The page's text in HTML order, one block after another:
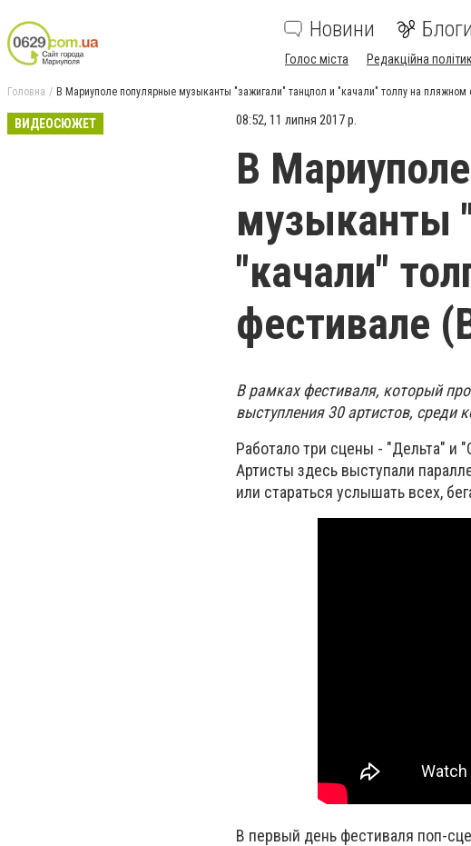
Новини Блоги
Голос міста Редакційна
Головна В Мариуполе популярные музыканты "зажигали" танцпол и "качали" толпу на
ВИДЕОСЮЖЕТ 08:52, 11 липня 2017 р.
В
музыканты
"качали"
фестивале
В рамках фестиваля, который
выступления 30 артистов, среди
Работало три сцены - "Дельта" и
Артисты здесь выступали
или стараться услышать всех,
В первый день фестиваля поп-